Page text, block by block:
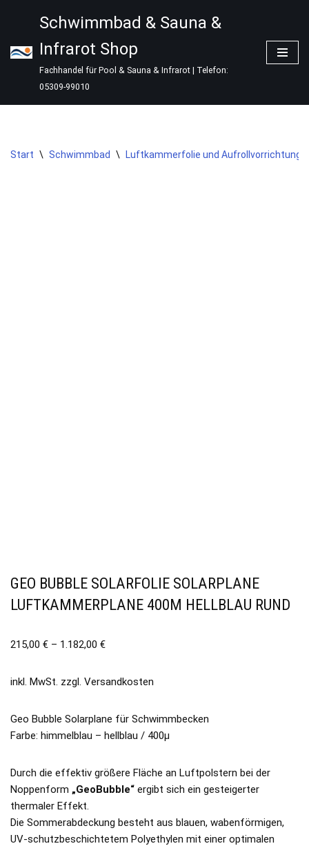
Inhalt
springen
Schwimmbad & Sauna &
Infrarot Shop
Fachhandel für Pool & Sauna & Infrarot | Telefon:
05309-99010
Start \ Schwimmbad \ Luftkammerfolie und Aufrollvorrichtung
GEO BUBBLE SOLARFOLIE SOLARPLANE
LUFTKAMMERPLANE 400Μ HELLBLAU RUND
215,00 € – 1.182,00 €
inkl. MwSt. zzgl. Versandkosten
Geo Bubble Solarplane für Schwimmbecken
Farbe: himmelblau – hellblau / 400µ
Durch die effektiv größere Fläche an Luftpolstern bei der
Noppenform „GeoBubble“ ergibt sich ein gesteigerter
thermaler Effekt.
Die Sommerabdeckung besteht aus blauen, wabenförmigen,
UV-schutzbeschichtetem Polyethylen mit einer optimalen